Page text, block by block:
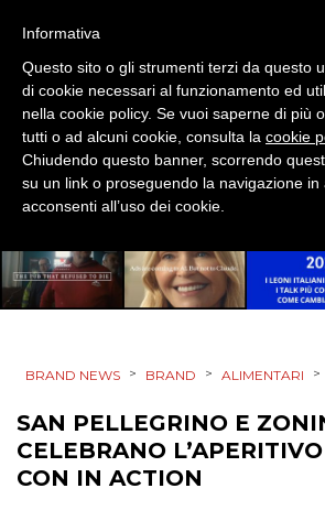
DESIGN
EVENTI
MOBILE
PROMOZIONI
PUNTI VENDITA
CSR
STRATEGIE
BRAND NEWS > BRAND > ALIMENTARI >
SAN PELLEGRINO E
CELEBRANO
CON IN ACTION
Informativa
Questo sito o gli strumenti terzi da questo
di cookie necessari al funzionamento ed
nella cookie policy. Se vuoi saperne di più
tutti o ad alcuni cookie, consulta la cookie
Chiudendo questo banner, scorrendo
su un link o proseguendo la navigazione in
acconsenti all’uso dei cookie.